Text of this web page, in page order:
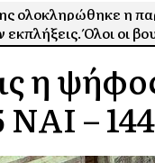
ολοκληρώθηκε η
Όλοι οι
η
–